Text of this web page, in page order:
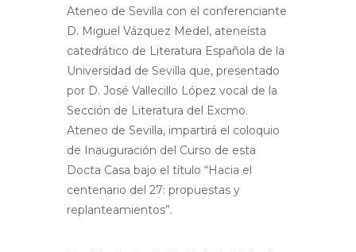
Ateneo de Sevilla con el conferenciante
D. Miguel Vázquez Medel, ateneísta
catedrático de Literatura Española de la
Universidad de Sevilla que, presentado
por D. José Vallecillo López vocal de la
Sección de Literatura del Excmo.
Ateneo de Sevilla, impartirá el coloquio
de Inauguración del Curso de esta
Docta Casa bajo el título “Hacia el
centenario del 27: propuestas y
replanteamientos”.